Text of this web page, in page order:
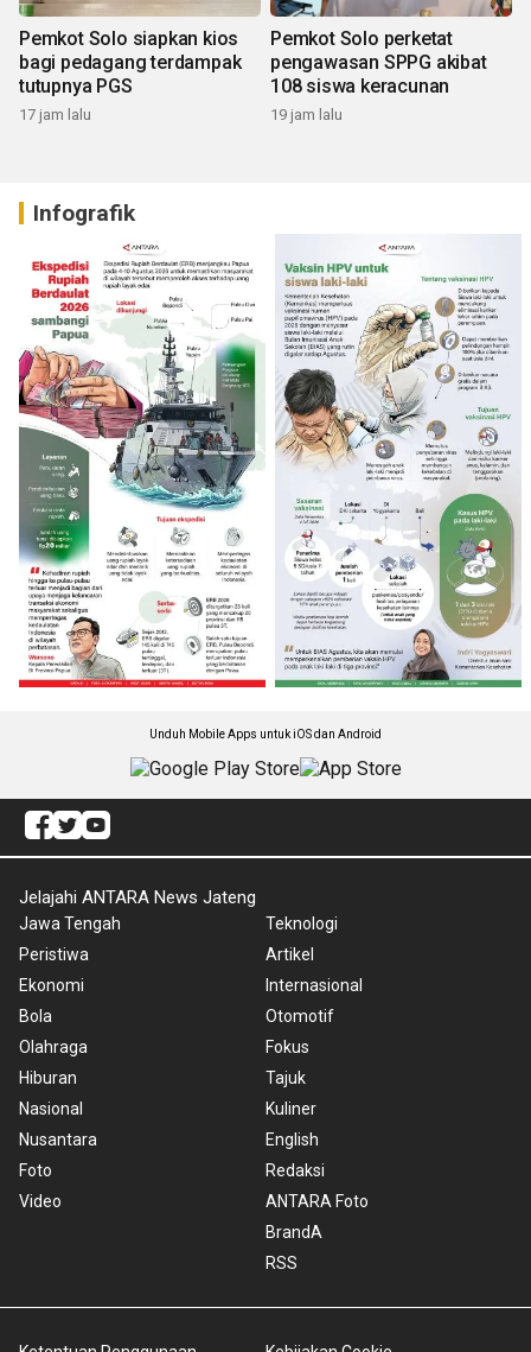
Pemkot Solo siapkan kios
bagi pedagang terdampak
tutupnya PGS
17 jam lalu
Pemkot Solo perketat
pengawasan SPPG akibat
108 siswa keracunan
19 jam lalu
Infografik
Unduh Mobile Apps untuk iOS dan Android
Jelajahi ANTARA News Jateng
Jawa Tengah
Peristiwa
Ekonomi
Bola
Olahraga
Hiburan
Nasional
Nusantara
Foto
Video
Teknologi
Artikel
Internasional
Otomotif
Fokus
Tajuk
Kuliner
English
Redaksi
ANTARA Foto
BrandA
RSS